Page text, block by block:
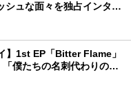
シュな面々を独占インタビ
】1st EP「Bitter Flame」
僕たちの名刺代わりのよ